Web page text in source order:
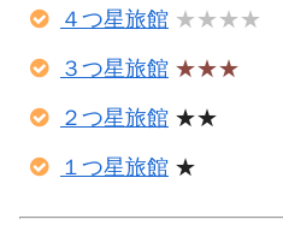
４つ星旅館 ★★★★
３つ星旅館 ★★★
２つ星旅館 ★★
１つ星旅館 ★